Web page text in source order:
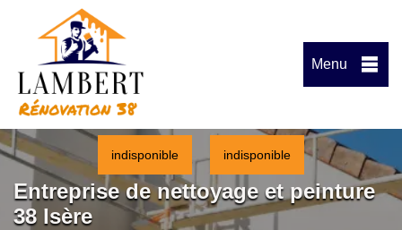
Menu
indisponible indisponible
Entreprise de nettoyage et peinture
38 Isère